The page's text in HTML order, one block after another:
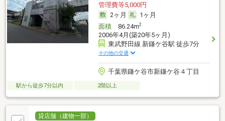
管理費等5,000円
2ヶ月
1ヶ月
面積86.24m2
2006年4月(築20年5ヶ月)
東武野田線 新鎌ケ谷駅 徒歩7分
その他の交通
千葉県鎌ケ谷市新鎌ケ谷４丁目
駅から徒歩7分以内 2階以上
貸店舗（建物一部）